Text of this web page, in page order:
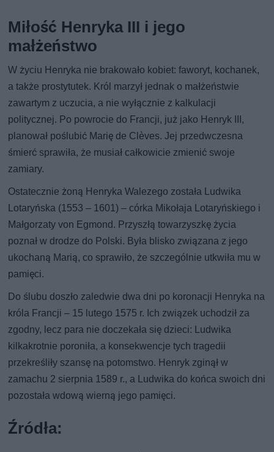
Miłość Henryka III i jego
małżeństwo
W życiu Henryka nie brakowało kobiet: faworyt, kochanek,
a także prostytutek. Król marzył jednak o małżeństwie
zawartym z uczucia, a nie wyłącznie z kalkulacji
politycznej. Po powrocie do Francji, już jako Henryk III,
planował poślubić Marię de Clèves. Jej przedwczesna
śmierć sprawiła, że musiał całkowicie zmienić swoje
zamiary.
Ostatecznie żoną Henryka Walezego została Ludwika
Lotaryńska (1553 – 1601) – córka Mikołaja Lotaryńskiego i
Małgorzaty von Egmond. Przyszłą towarzyszkę życia
poznał w drodze do Polski. Była blisko związana z jego
ukochaną Marią, co sprawiło, że szczególnie utkwiła mu w
pamięci.
Do ślubu doszło zaledwie dwa dni po koronacji Henryka na
króla Francji – 15 lutego 1575 r. Ich związek uchodził za
zgodny, lecz para nie doczekała się dzieci: Ludwika
kilkakrotnie poroniła, a konsekwencje tych tragedii
przekreśliły szansę na potomstwo. Henryk zginął w
zamachu 2 sierpnia 1589 r., a Ludwika do końca swoich dni
pozostała wdową wierną jego pamięci.
Źródła: